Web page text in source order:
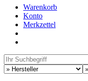
Warenkorb
Konto
Merkzettel